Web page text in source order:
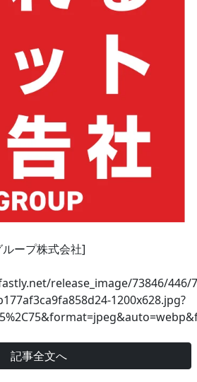
ープ株式会社]
release_image/73846/446/
1200x628.jpg?
記事全文へ